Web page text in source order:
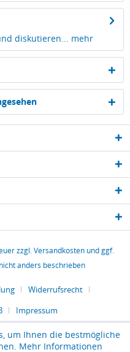
diskutieren... mehr
zzgl.Versandkosten und ggf.
anders beschrieben
Widerrufsrecht
Impressum
um Ihnen die bestmögliche
Mehr Informationen